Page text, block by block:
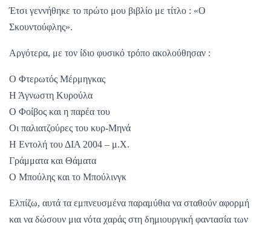
Έτσι γεννήθηκε το πρώτο μου βιβλίο με τίτλο : «Ο
Σκουντούφλης».
Αργότερα, με τον ίδιο φυσικό τρόπο ακολούθησαν :
Ο Φτερωτός Μέρμηγκας
Η Άγνωστη Κυρούλα
Ο Φοίβος και η παρέα του
Οι παλιατζούρες του κυρ-Μηνά
Η Εντολή του ΔΙΑ 2004 – μ.Χ.
Γράμματα και Θάματα
Ο Μπούλης και το Μπούλινγκ
Ελπίζω, αυτά τα εμπνευσμένα παραμύθια να σταθούν αφορμή
και να δώσουν μια νότα χαράς στη δημιουργική φαντασία των